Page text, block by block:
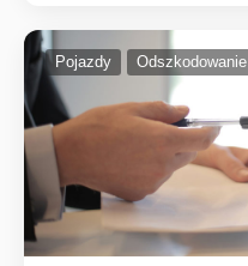
Pojazdy